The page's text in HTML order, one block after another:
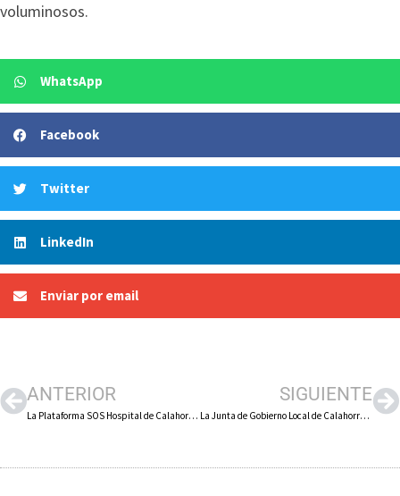
voluminosos.
WhatsApp
Facebook
Twitter
LinkedIn
Enviar por email
ANTERIOR
La Plataforma SOS Hospital de Calahorra entrega una carta con sus reivindicaciones a la consejera de Salud, que se compromete a reunirse con este colectivo
SIGUIENTE
La Junta de Gobierno Local de Calahorra aprueba los bonos culturales para jóvenes de 18 años, la oferta de plazas en la escuela infantil ‘Santos Mártires’ y el contrato para los espectáculos taurinos